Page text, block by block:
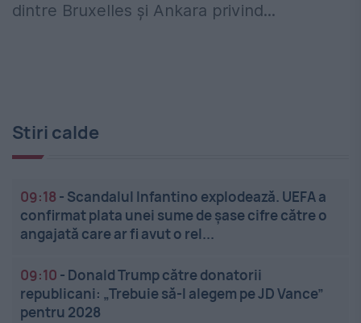
dintre Bruxelles și Ankara privind...
Stiri calde
09:18 - Scandalul Infantino explodează. UEFA a
confirmat plata unei sume de șase cifre către o
angajată care ar fi avut o rel...
09:10 - Donald Trump către donatorii
republicani: „Trebuie să-l alegem pe JD Vance”
pentru 2028